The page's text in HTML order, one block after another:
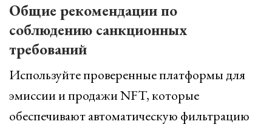
Общие рекомендации по
соблюдению санкционных
требований
Используйте проверенные платформы для
эмиссии и продажи NFT, которые
обеспечивают автоматическую фильтрацию